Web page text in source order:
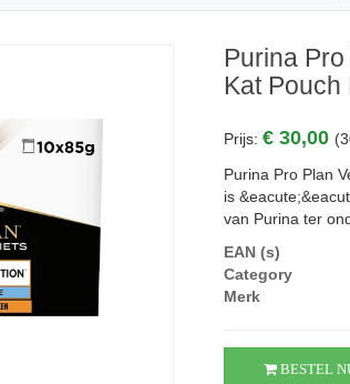
Purina
Kat Pouch
Prijs:€ 30,00
Purina Pro Plan
is
van Purina ter
EAN (s)
Category
Merk
BESTEL